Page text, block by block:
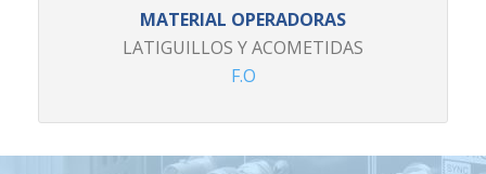
MATERIAL OPERADORAS
LATIGUILLOS Y ACOMETIDAS
F.O